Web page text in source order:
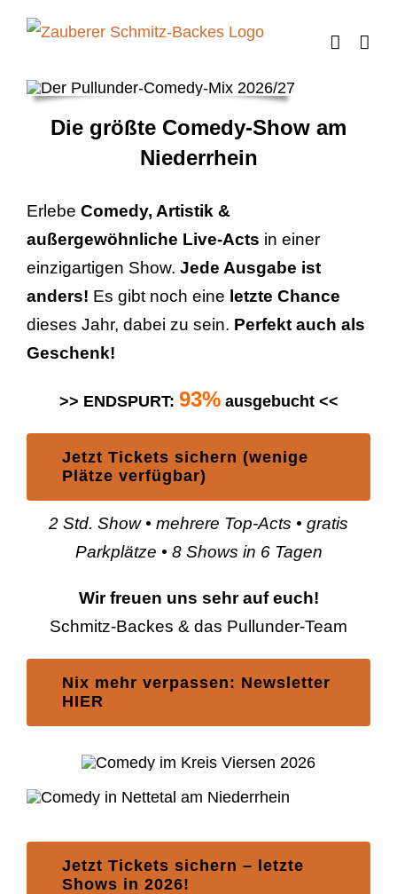
Zum
Die größte Comedy-Show am
Niederrhein
Erlebe Comedy, Artistik &
außergewöhnliche Live-Acts in einer
einzigartigen Show. Jede Ausgabe ist
anders! Es gibt noch eine letzte Chance
dieses Jahr, dabei zu sein. Perfekt auch als
Geschenk!
>> ENDSPURT: 93%ausgebucht <<
Jetzt Tickets sichern (wenige
Plätze verfügbar)
2 Std. Show • mehrere Top-Acts • gratis
Parkplätze • 8 Shows in 6 Tagen
Wir freuen uns sehr auf euch!
Schmitz-Backes & das Pullunder-Team
Nix mehr verpassen: Newsletter
HIER
Jetzt Tickets sichern – letzte
Shows in 2026!